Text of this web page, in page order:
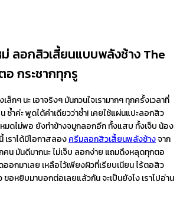
ลอกสิวเสี้ยนแบบพลังช้าง The
กระชากทุกรู
เล็กๆ นะ เอาจริงๆ มันกวนใจเรามากๆ ทุกครั้งเวลาที่
ช้ำค่ะ พูดได้คำเดียวว่าช้ำ! เคยใช้แผ่นแปะลอกสิว
มดไม่พอ ยังทำข้างจมูกลอกอีก ทั้งแสบ ทั้งเจ็บ น้อง
เราได้มีโอกาสลองครีมลอกสิวเสี้ยนพลังช้างจาก
คน มันดีมากนะ ไม่เจ็บ ลอกง่าย แถมดึงหลุดทุกตอ
อกมาเลย เหลือไว้เพียงผิวที่เรียบเนียน ไร้ตอสิว
ขอหยิบมาบอกต่อเลยแล้วกัน จะเป็นยังไง เราไปอ่าน